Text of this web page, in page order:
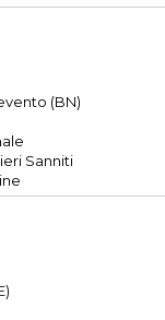
(BN)
Sanniti